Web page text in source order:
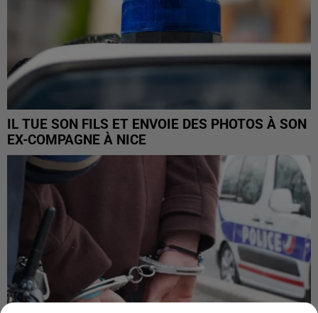
IL TUE SON FILS ET ENVOIE DES PHOTOS À SON
EX-COMPAGNE À NICE